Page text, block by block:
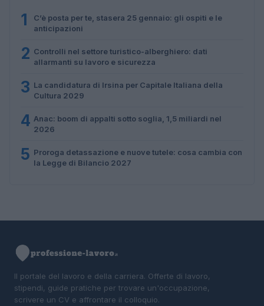
1
C’è posta per te, stasera 25 gennaio: gli ospiti e le
anticipazioni
2 Controlli nel settore turistico-alberghiero: dati
allarmanti su lavoro e sicurezza
3 La candidatura di Irsina per Capitale Italiana della
Cultura 2029
4 Anac: boom di appalti sotto soglia, 1,5 miliardi nel
2026
5 Proroga detassazione e nuove tutele: cosa cambia con
la Legge di Bilancio 2027
Il portale del lavoro e della carriera. Offerte di lavoro,
stipendi, guide pratiche per trovare un'occupazione,
scrivere un CV e affrontare il colloquio.